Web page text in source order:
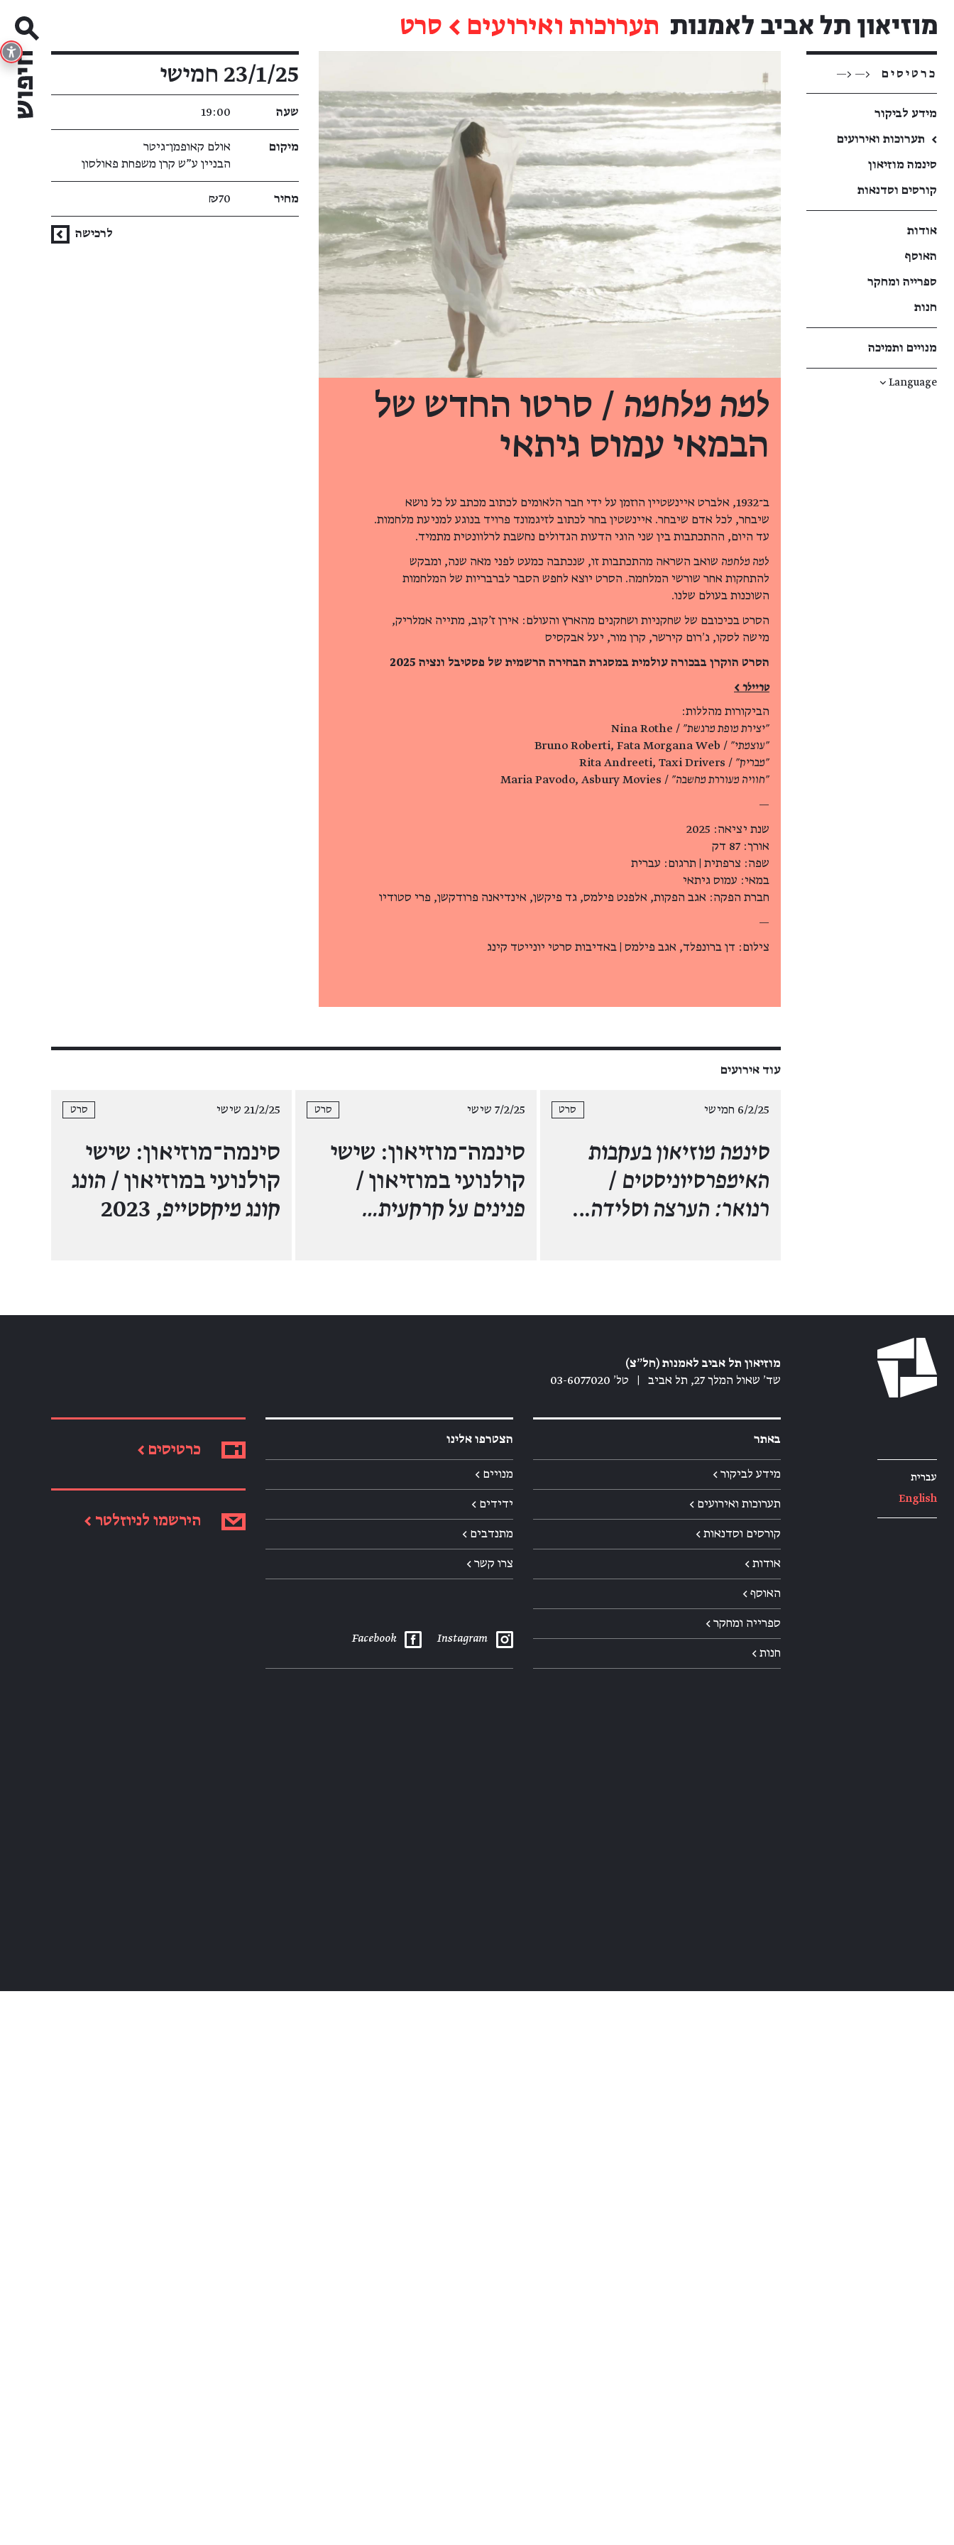
תערוכות ואירועים ← סרט
כרטיסים <— <—
מידע לביקור
←
תערוכות ואירועים
סינמה מוזיאון
קורסים וסדנאות
אודות
האוסף
ספרייה ומחקר
חנות
מנויים ותמיכה
Language
↓
למה מלחמה / סרטו החדש של
הבמאי עמוס גיתאי
ב־1932, אלברט איינשטיין הוזמן על ידי חבר הלאומים לכתוב מכתב על כל נושא
שיבחר, לכל אדם שיבחר. איינשטין בחר לכתוב לזיגמונד פרויד בנוגע למניעת מלחמות.
עד היום, ההתכתבות בין שני הוגי הדעות הגדולים נחשבת לרלוונטית מתמיד.
למה מלחמה שואב השראה מהתכתבות זו, שנכתבה כמעט לפני מאה שנה, ומבקש
להתחקות אחר שורשי המלחמה. הסרט יוצא לחפש הסבר לברבריות של המלחמות
השוכנות בעולם שלנו.
הסרט בכיכובם של שחקניות ושחקנים מהארץ והעולם: אירן ז'קוב, מתייה אמלריק,
מישה לסקו, ג׳רום קירשר, קרן מור, יעל אבקסיס
הסרט הוקרן בבכורה עולמית במסגרת הבחירה הרשמית של פסטיבל ונציה 2025
טריילר >
הביקורות מהללות:
"יצירת מופת מרגשת" / Nina Rothe
"עוצמתי" / Bruno Roberti, Fata Morgana Web
"מבריק" / Rita Andreeti, Taxi Drivers
"חוויה מעוררת מחשבה" / Maria Pavodo, Asbury Movies
—
שנת יציאה: 2025
אורך: 87 דק
שפה: צרפתית | תרגום: עברית
במאי: עמוס גיתאי
חברת הפקה: אגב הפקות, אלפנט פילמס, גד פיקשן, אינדיאנה פרודקשן, פרי סטודיו
—
צילום: דן ברונפלד, אגב פילמס | באדיבות סרטי יונייטד קינג
פרטי האירוע
23/1/25 חמישי
שעה 19:00
מיקום
אולם קאופמן־גיטר
הבניין ע"ש קרן משפחת פאולסון
מחיר ₪70
לרכישה
עוד אירועים
6/2/25 חמישי סרט
סינמה מוזיאון בעקבות
האימפרסיוניסטים /
רנואר: הערצה וסלידה…
7/2/25 שישי סרט
סינמה־מוזיאון: שישי
קולנועי במוזיאון /
פנינים על קרקעית…
21/2/25 שישי סרט
סינמה־מוזיאון: שישי
קולנועי במוזיאון / הונג
קונג מיקסטייפ, 2023
עברית
English
מוזיאון תל אביב לאמנות (חל״צ)
שד׳ שאול המלך 27, תל אביב
טל׳ 03-6077020
באתר
מידע לביקור ←
תערוכות ואירועים ←
קורסים וסדנאות ←
אודות ←
האוסף ←
ספרייה ומחקר ←
חנות ←
הצטרפו אלינו
מנויים ←
ידידים ←
מתנדבים ←
צרו קשר ←
Instagram
Facebook
כרטיסים ←
הירשמו לניוזלטר ←